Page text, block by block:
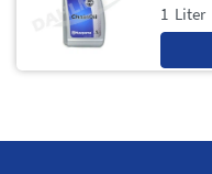
1 Liter